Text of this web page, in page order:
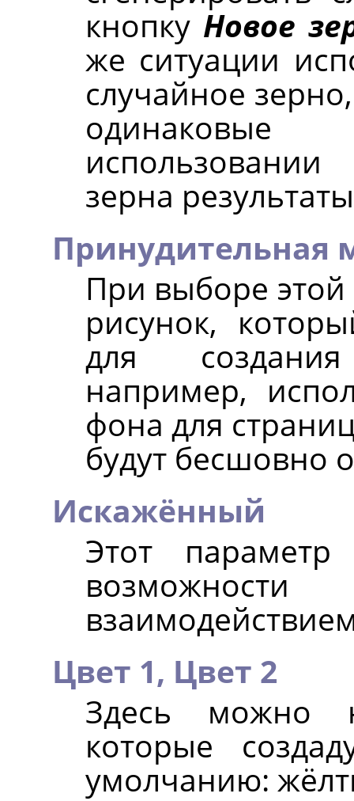
кнопку Новое
же ситуации
случайное
зерна
Принудительная
При выборе
рисунок,
для
например,
фона для
будут бесшовно
Искажённый
Этот параметр
Цвет 1, Цвет 2
Здесь можно
которые
умолчанию: